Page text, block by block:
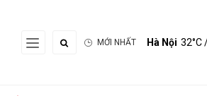
MỚI NHẤT Hà Nội 32°C